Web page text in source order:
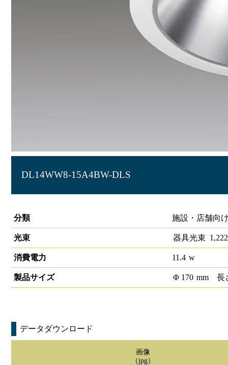
DL14WW8-15A4BW-DLS
分類
施設・店舗向
光束 器具光束 1,222
消費電力 11.4 w
製品サイズ Φ 170 mm 長
データダウンロード
画像
（jpg）